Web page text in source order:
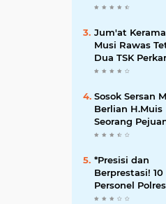
Ketua DPD G.
Jum'at
Musi Rawas
Dua TSK
Dugaan
Sosok Sersan
Berlian H.Muis
Seorang
Kemerdekaan RI
*Presisi dan
Berprestasi! 10
Personel
Rawas Raih